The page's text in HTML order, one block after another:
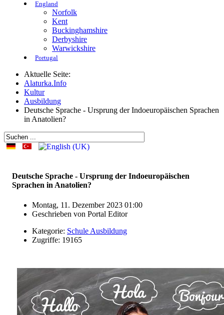
England
Norfolk
Kent
Buckinghamshire
Derbyshire
Warwickshire
Portugal
Aktuelle Seite:
Alaturka.Info
Kultur
Ausbildung
Deutsche Sprache - Ursprung der Indoeuropäischen Sprachen
in Anatolien?
Deutsche Sprache - Ursprung der Indoeuropäischen
Sprachen in Anatolien?
Montag, 11. Dezember 2023 01:00
Geschrieben von Portal Editor
Kategorie: Schule Ausbildung
Zugriffe: 19165